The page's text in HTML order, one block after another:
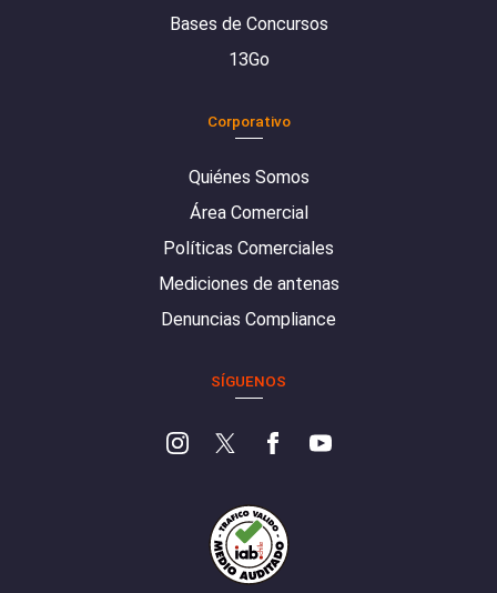
Bases de Concursos
13Go
Corporativo
Quiénes Somos
Área Comercial
Políticas Comerciales
Mediciones de antenas
Denuncias Compliance
SÍGUENOS